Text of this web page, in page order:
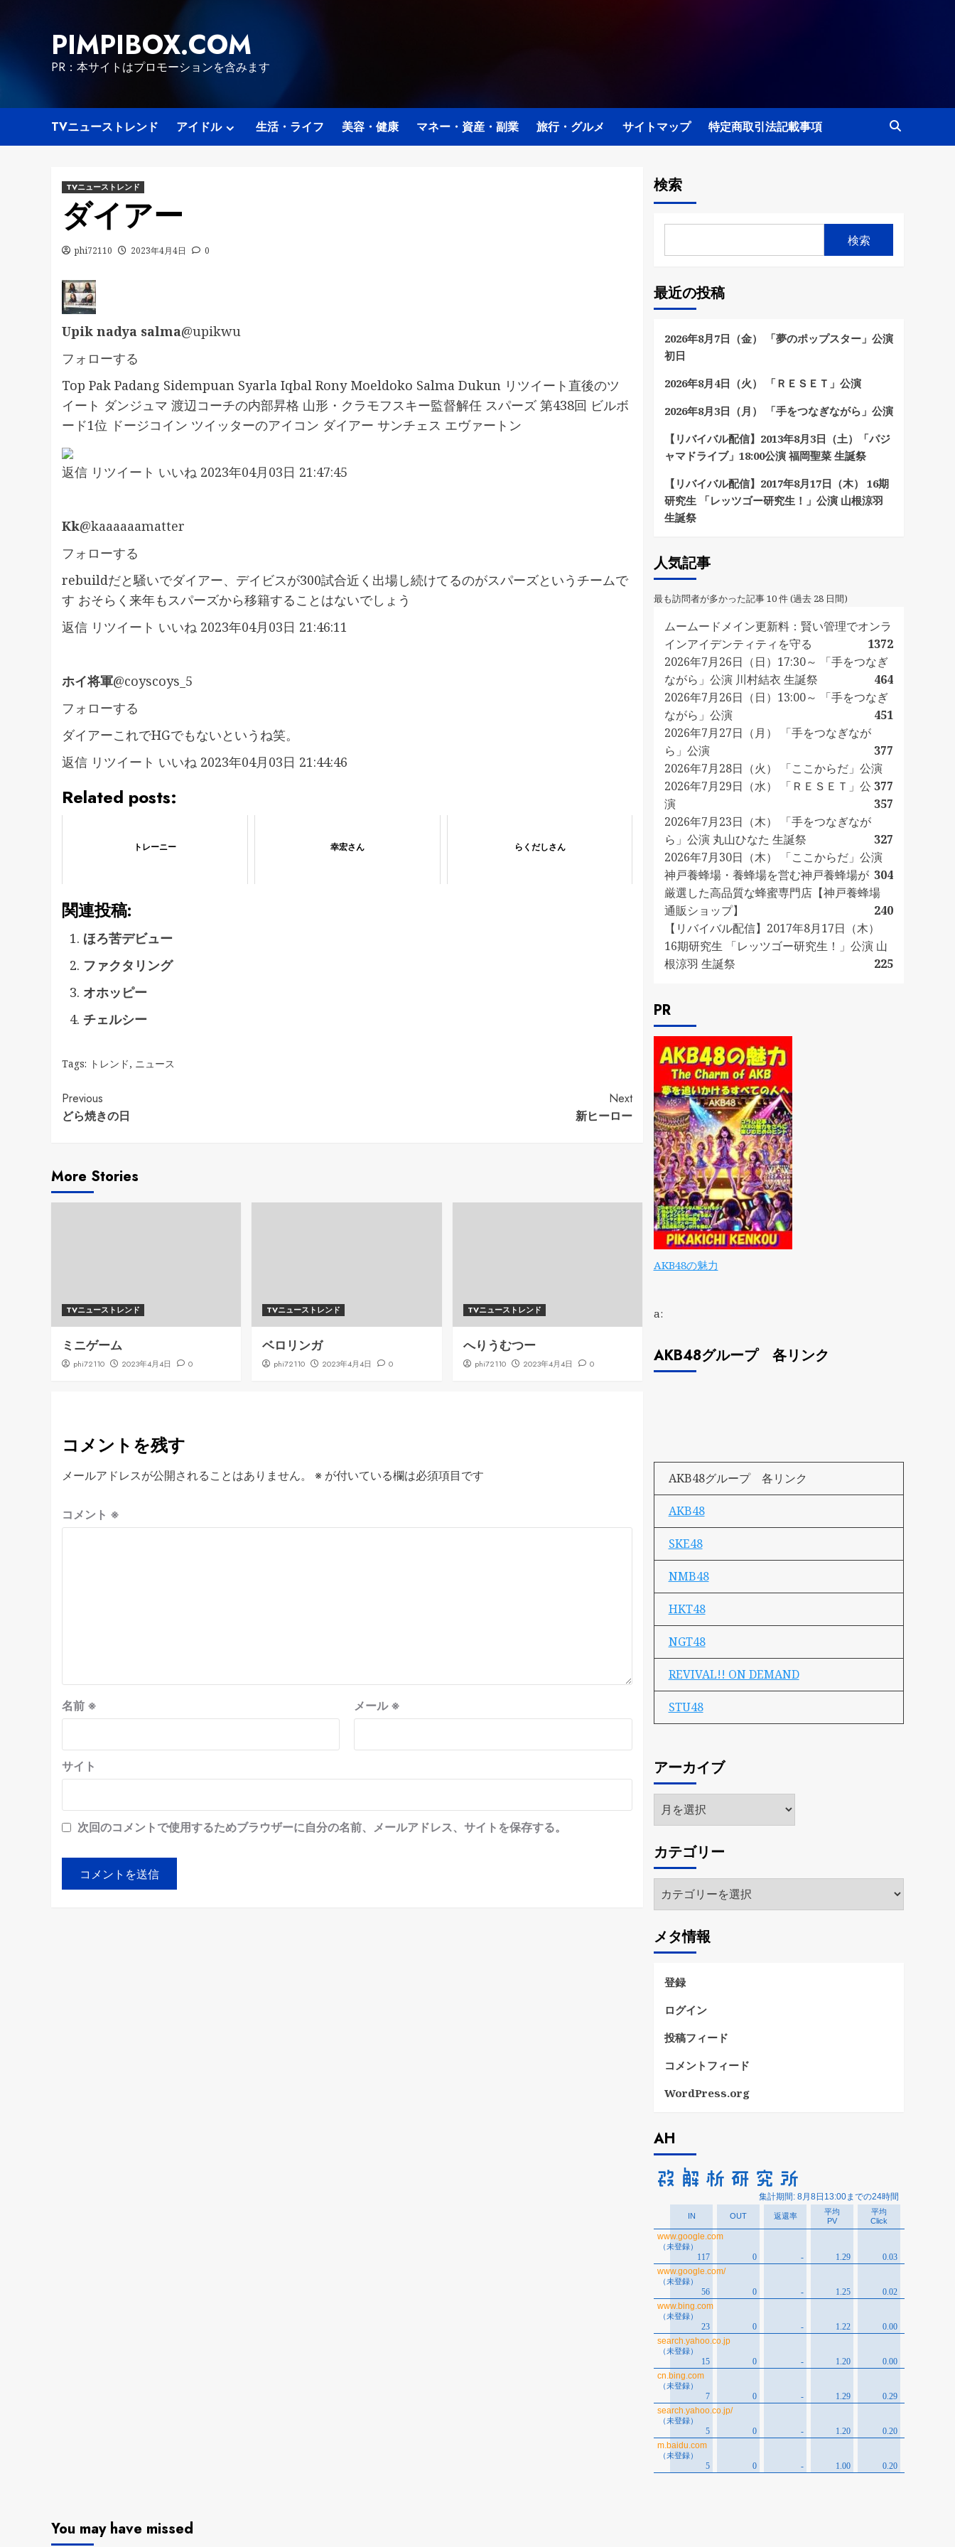
PIMPIBOX.COM
PR：本サイトはプロモーションを含みます
TVニューストレンド アイドル 生活・ライフ 美容・健康 マネー・資産・副業 旅行・グルメ サイトマップ 特定商取引法記載事項
TVニューストレンド
ダイアー
phi72110 2023年4月4日 0
Upik nadya salma@upikwu
フォローする
Top Pak Padang Sidempuan Syarla Iqbal Rony Moeldoko Salma Dukun リツイート直後のツ
イート ダンジュマ 渡辺コーチの内部昇格 山形・クラモフスキー監督解任 スパーズ 第438回 ビルボ
ード1位 ドージコイン ツイッターのアイコン ダイアー サンチェス エヴァートン
返信 リツイート いいね 2023年04月03日 21:47:45
Kk@kaaaaaamatter
フォローする
rebuildだと騒いでダイアー、デイビスが300試合近く出場し続けてるのがスパーズというチームで
す おそらく来年もスパーズから移籍することはないでしょう
返信 リツイート いいね 2023年04月03日 21:46:11
ホイ将軍@coyscoys_5
フォローする
ダイアーこれでHGでもないというね笑。
返信 リツイート いいね 2023年04月03日 21:44:46
Related posts:
トレーニー 幸宏さん らくだしさん
関連投稿:
ほろ苦デビュー
ファクタリング
オホッピー
チェルシー
Tags: トレンド, ニュース
Continue
Reading
Previous
どら焼きの日
Next
新ヒーロー
More Stories
TVニューストレンド
ミニゲーム
phi72110 2023年4月4日 0
TVニューストレンド
ベロリンガ
phi72110 2023年4月4日 0
TVニューストレンド
へりうむつー
phi72110 2023年4月4日 0
コメントを残す
メールアドレスが公開されることはありません。 ※ が付いている欄は必須項目です
コメント ※
名前 ※ メール※
サイト
次回のコメントで使用するためブラウザーに自分の名前、メールアドレス、サイトを保存する。
検索
検索
最近の投稿
2026年8月7日（金） 「夢のポップスター」公演
初日
2026年8月4日（火） 「ＲＥＳＥＴ」公演
2026年8月3日（月） 「手をつなぎながら」公演
【リバイバル配信】2013年8月3日（土）「パジ
ャマドライブ」18:00公演 福岡聖菜 生誕祭
【リバイバル配信】2017年8月17日（木） 16期
研究生 「レッツゴー研究生！」公演 山根涼羽
生誕祭
人気記事
最も訪問者が多かった記事 10 件 (過去 28 日間)
ムームードメイン更新料：賢い管理でオンラ
インアイデンティティを守る
1372
2026年7月26日（日）17:30～ 「手をつなぎ
ながら」公演 川村結衣 生誕祭
464
2026年7月26日（日）13:00～ 「手をつなぎ
ながら」公演
451
2026年7月27日（月） 「手をつなぎなが
ら」公演
377
2026年7月28日（火） 「ここからだ」公演
377
2026年7月29日（水） 「ＲＥＳＥＴ」公
演
357
2026年7月23日（木） 「手をつなぎなが
ら」公演 丸山ひなた 生誕祭
327
2026年7月30日（木） 「ここからだ」公演
304
神戸養蜂場・養蜂場を営む神戸養蜂場が
厳選した高品質な蜂蜜専門店【神戸養蜂場
通販ショップ】
240
【リバイバル配信】2017年8月17日（木）
16期研究生 「レッツゴー研究生！」公演 山
根涼羽 生誕祭
225
PR
AKB48の魅力
a:
AKB48グループ 各リンク
AKB48グループ 各リンク
AKB48
SKE48
NMB48
HKT48
NGT48
REVIVAL!! ON DEMAND
STU48
アーカイブ
ア
ー
イ
ブ
カテゴリー
テ
リ
ー
メタ情報
登録
ログイン
投稿フィード
コメントフィード
WordPress.org
AH
You may have missed